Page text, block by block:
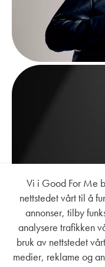
Vi i Good For Me
nettstedet vårt til å
annonser, tilby
analysere trafikken
bruk av nettstedet
medier, reklame og